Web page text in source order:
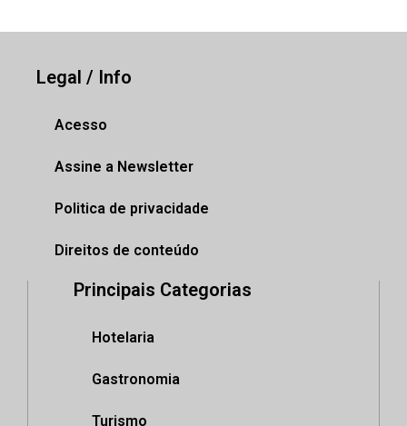
Legal / Info
Acesso
Assine a Newsletter
Politica de privacidade
Direitos de conteúdo
Principais Categorias
Hotelaria
Gastronomia
Turismo